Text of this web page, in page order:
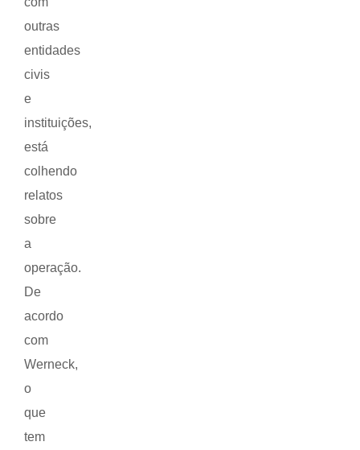
outras
entidades
civis
e
instituições,
está
colhendo
relatos
sobre
a
operação.
De
acordo
com
Werneck,
o
que
tem